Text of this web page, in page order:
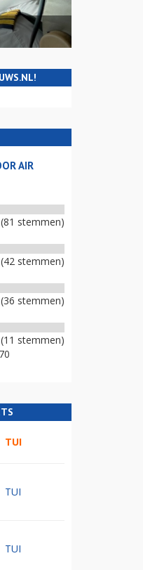
AIR
stemmen)
stemmen)
stemmen)
stemmen)
TUI
TUI
TUI